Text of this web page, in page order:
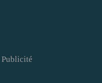
Publicité